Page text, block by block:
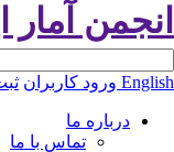
آمار
ورود کاربران ثبت
درباره ما
تماس با ما